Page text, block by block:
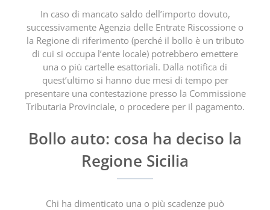
In caso di mancato saldo dell’importo dovuto,
successivamente Agenzia delle Entrate Riscossione o
la Regione di riferimento (perché il bollo è un tributo
di cui si occupa l’ente locale) potrebbero emettere
una o più cartelle esattoriali. Dalla notifica di
quest’ultimo si hanno due mesi di tempo per
presentare una contestazione presso la Commissione
Tributaria Provinciale, o procedere per il pagamento.
Bollo auto: cosa ha deciso la
Regione Sicilia
Chi ha dimenticato una o più scadenze può